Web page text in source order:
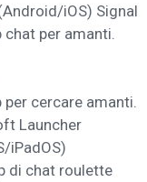
iOS) Signal
chat per amanti.
per cercare amanti.
Launcher
iPadOS)
di chat roulette